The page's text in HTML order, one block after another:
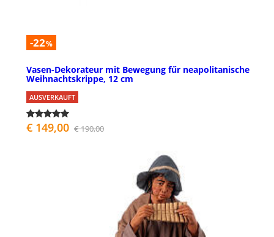
-22%
Vasen-Dekorateur mit Bewegung fűr neapolitanische
Weihnachtskrippe, 12 cm
AUSVERKAUFT
€ 149,00 € 190,00